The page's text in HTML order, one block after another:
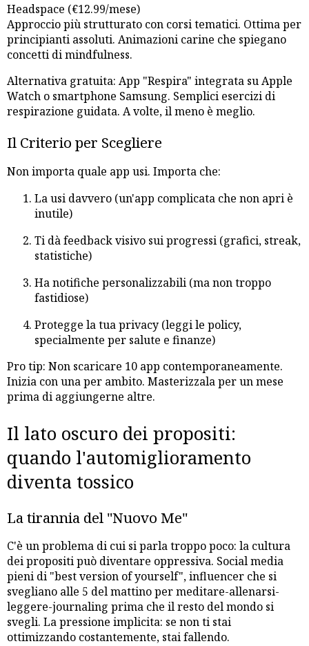
Headspace (€12.99/mese)
Approccio più strutturato con corsi tematici. Ottima per
principianti assoluti. Animazioni carine che spiegano
concetti di mindfulness.
Alternativa gratuita: App "Respira" integrata su Apple
Watch o smartphone Samsung. Semplici esercizi di
respirazione guidata. A volte, il meno è meglio.
Il Criterio per Scegliere
Non importa quale app usi. Importa che:
La usi davvero (un'app complicata che non apri è
inutile)
Ti dà feedback visivo sui progressi (grafici, streak,
statistiche)
Ha notifiche personalizzabili (ma non troppo
fastidiose)
Protegge la tua privacy (leggi le policy,
specialmente per salute e finanze)
Pro tip: Non scaricare 10 app contemporaneamente.
Inizia con una per ambito. Masterizzala per un mese
prima di aggiungerne altre.
Il lato oscuro dei propositi:
quando l'automiglioramento
diventa tossico
La tirannia del "Nuovo Me"
C'è un problema di cui si parla troppo poco: la cultura
dei propositi può diventare oppressiva. Social media
pieni di "best version of yourself", influencer che si
svegliano alle 5 del mattino per meditare-allenarsi-
leggere-journaling prima che il resto del mondo si
svegli. La pressione implicita: se non ti stai
ottimizzando costantemente, stai fallendo.